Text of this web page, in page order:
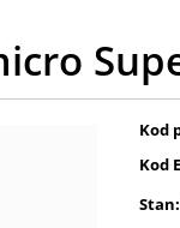
Kod
Kod
Stan: